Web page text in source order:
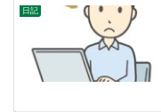
日記